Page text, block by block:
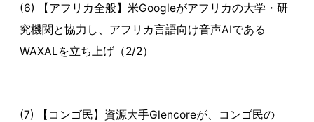
(6) 【アフリカ全般】米Googleがアフリカの大学・研
究機関と協力し、アフリカ言語向け音声AIである
WAXALを立ち上げ（2/2）
(7) 【コンゴ民】資源大手Glencoreが、コンゴ民の